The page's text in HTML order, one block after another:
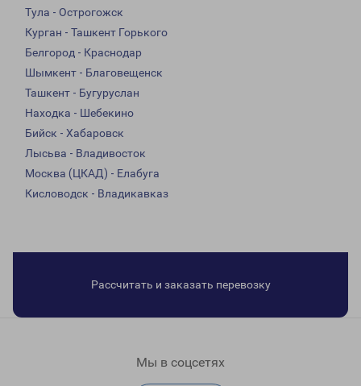
Тула - Острогожск
Курган - Ташкент Горького
Белгород - Краснодар
Шымкент - Благовещенск
Ташкент - Бугуруслан
Находка - Шебекино
Бийск - Хабаровск
Лысьва - Владивосток
Москва (ЦКАД) - Елабуга
Кисловодск - Владикавказ
Рассчитать и заказать перевозку
Мы в соцсетях